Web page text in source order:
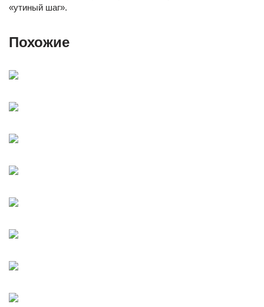
«утиный шаг».
Похожие